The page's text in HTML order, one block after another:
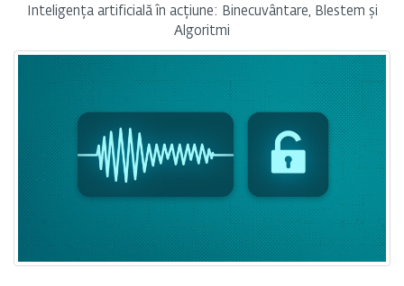
Inteligența artificială în acțiune: Binecuvântare, Blestem și
Algoritmi